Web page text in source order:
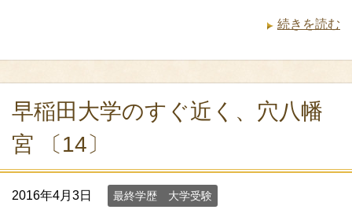
続きを読む
早稲田大学のすぐ近く、穴八幡
宮 〔14〕
2016年4月3日 最終学歴 大学受験